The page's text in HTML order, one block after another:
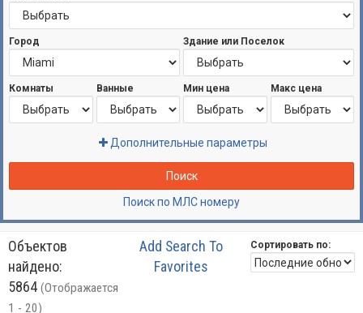
Город Здание или Поселок
Комнаты Ванные Мин цена Макс цена
Дополнительные параметры
Поиск
Поиск по МЛС номеру
Объектов
найдено:
5864 (Отображается
1 - 20)
Add Search To
Favorites
Сортировать по: